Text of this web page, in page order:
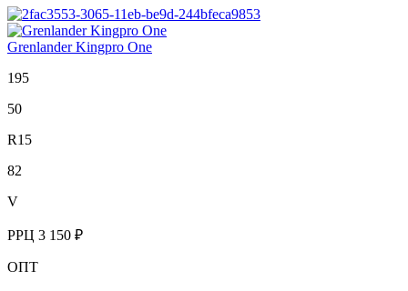
Grenlander Kingpro One
195
50
R15
82
V
РРЦ 3 150 ₽
ОПТ